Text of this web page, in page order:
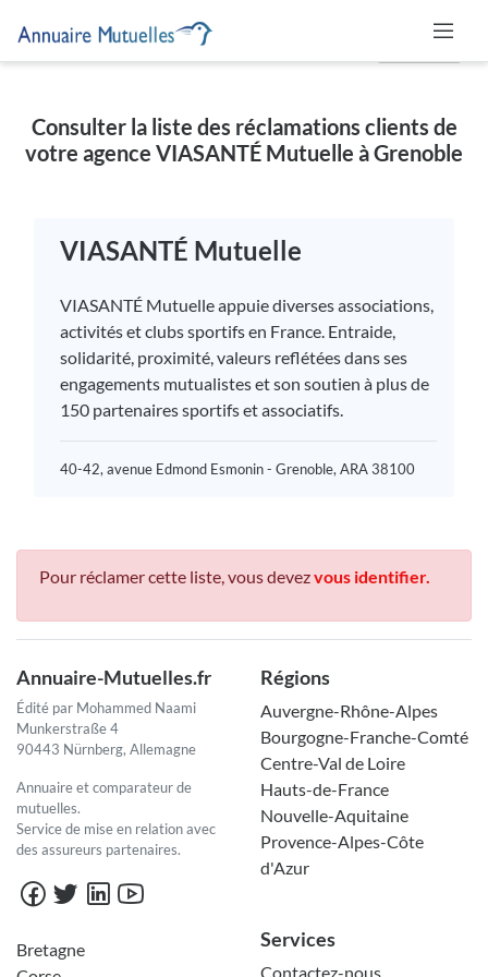
Consulter la liste des réclamations clients de
votre agence VIASANTÉ Mutuelle à Grenoble
VIASANTÉ Mutuelle
VIASANTÉ Mutuelle appuie diverses associations,
activités et clubs sportifs en France. Entraide,
solidarité, proximité, valeurs reflétées dans ses
engagements mutualistes et son soutien à plus de
150 partenaires sportifs et associatifs.
40-42, avenue Edmond Esmonin - Grenoble, ARA 38100
Pour réclamer cette liste, vous devezvous identifier.
Annuaire-Mutuelles.fr
Édité par Mohammed Naami
Munkerstraße 4
90443 Nürnberg, Allemagne
Annuaire et comparateur de
mutuelles.
Service de mise en relation avec
des assureurs partenaires.
Régions
Auvergne-Rhône-Alpes
Bourgogne-Franche-Comté
Centre-Val de Loire
Hauts-de-France
Nouvelle-Aquitaine
Provence-Alpes-Côte
d'Azur
Bretagne
Services
Contactez-nous